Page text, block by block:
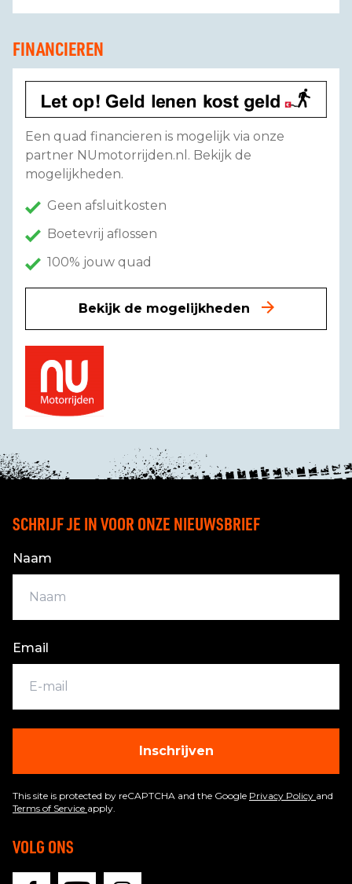
FINANCIEREN
Een quad financieren is mogelijk via onze
partner NUmotorrijden.nl. Bekijk de
mogelijkheden.
Geen afsluitkosten
Boetevrij aflossen
100% jouw quad
Bekijk de mogelijkheden
SCHRIJF JE IN VOOR ONZE NIEUWSBRIEF
Naam
Email
Inschrijven
This site is protected by reCAPTCHA and the Google Privacy Policy and
Terms of Service apply.
VOLG ONS